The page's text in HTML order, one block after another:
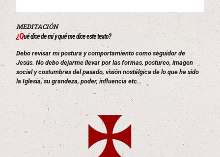
MEDITACIÓN
¿Qué dice de mí y qué me dice este texto?
Debo revisar mi postura y comportamiento como seguidor de
Jesús. No debo dejarme llevar por las formas, postureo, imagen
social y costumbres del pasado, visión nostálgica de lo que ha sido
la Iglesia, su grandeza, poder, influencia etc…